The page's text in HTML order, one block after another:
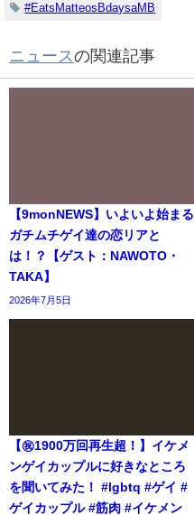
#EatsMatteosBdaysaMB
ニュース の関連記事
【9monNEWS】いよいよ始まる
ガチムチゲイ達の恋リアと
は！？【ゲスト：NAWOTO・
TAKA】
2026年7月5日
【㊗️1900万回再生超！】イケメ
ンゲイカップルに好きなところ
を聞いてみた！ #lgbtq #ゲイ #
ゲイカップル #筋肉 #イケメン